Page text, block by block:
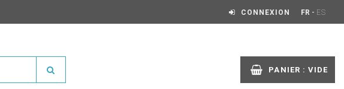
CONNEXION FR - ES
PANIER : VIDE